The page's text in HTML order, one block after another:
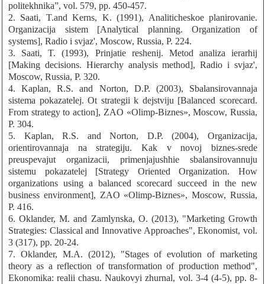
politekhnika”, vol. 579, pp. 450-457.
2. Saati, T.and Kerns, K. (1991), Analiticheskoe planirovanie.
Organizacija sistem [Analytical planning. Organization of
systems], Radio i svjaz', Moscow, Russia, P. 224.
3. Saati, T. (1993), Prinjatie reshenij. Metod analiza ierarhij
[Making decisions. Hierarchy analysis method], Radio i svjaz',
Moscow, Russia, P. 320.
4. Kaplan, R.S. and Norton, D.P. (2003), Sbalansirovannaja
sistema pokazatelej. Ot strategii k dejstviju [Balanced scorecard.
From strategy to action], ZAO «Olimp-Biznes», Moscow, Russia,
P. 304.
5. Kaplan, R.S. and Norton, D.P. (2004), Organizacija,
orientirovannaja na strategiju. Kak v novoj biznes-srede
preuspevajut organizacii, primenjajushhie sbalansirovannuju
sistemu pokazatelej [Strategy Oriented Organization. How
organizations using a balanced scorecard succeed in the new
business environment], ZAO «Olimp-Biznes», Moscow, Russia,
P. 416.
6. Oklander, M. and Zamlynska, O. (2013), "Marketing Growth
Strategies: Classical and Innovative Approaches", Ekonomist, vol.
3 (317), pp. 20-24.
7. Oklander, M.A. (2012), "Stages of evolution of marketing
theory as a reflection of transformation of production method",
Ekonomika: realii chasu. Naukovyi zhurnal, vol. 3-4 (4-5), pp. 8-